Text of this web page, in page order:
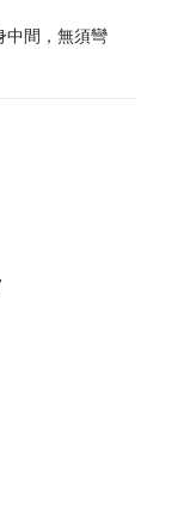
中間，無須彎